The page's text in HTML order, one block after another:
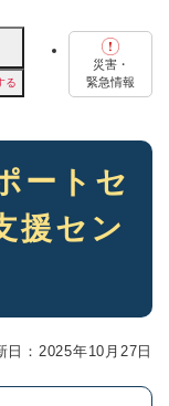
る
災害・
緊急情報
ートセ
援セン
日：2025年10月27日